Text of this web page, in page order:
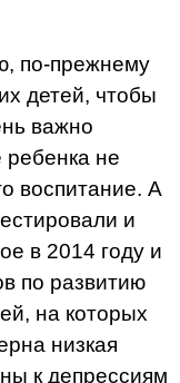
по-прежнему
детей, чтобы
важно
ребенка не
воспитание. А
и
в 2014 году и
по развитию
на которых
низкая
к депрессиям